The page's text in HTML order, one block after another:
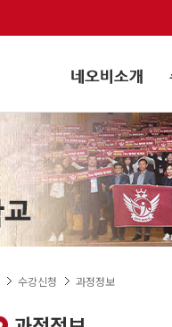
수강신청 과정정보